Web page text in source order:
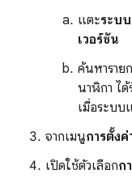
แตะระบ
เวอร์ชัน
ค้นหาราย
นาฬิกา ไ
เมื่อระบบ
จากเมนูการตั้งค่
เปิดใช้ตัวเลือกก